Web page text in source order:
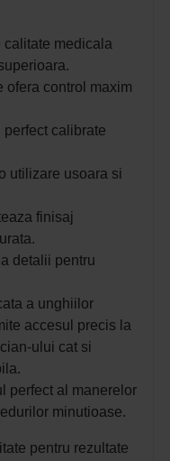
calitate medicala
ofera control maxim
perfect calibrate
utilizare usoara si
finisaj
detalii pentru
a unghiilor
accesul precis la
ului cat si
perfect al manerelor
minutioase.
pentru rezultate